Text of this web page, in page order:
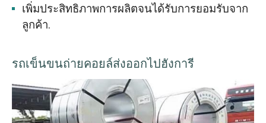
เพิ่มประสิทธิภาพการผลิตจนได้รับการยอมรับจาก
ลูกค้า​.
รถเข็นขนถ่ายคอยล์ส่งออกไปฮังการี